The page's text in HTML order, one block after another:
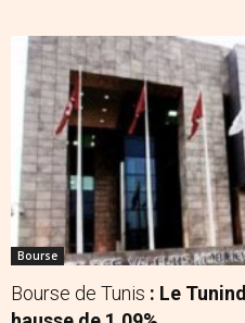
Bourse
Bourse de Tunis : Le